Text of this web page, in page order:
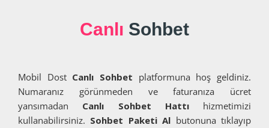
Canlı Sohbet
Mobil Dost Canlı Sohbet platformuna hoş geldiniz.
Numaranız görünmeden ve faturanıza ücret
yansımadan Canlı Sohbet Hattıhizmetimizi
kullanabilirsiniz. Sohbet Paketi Al butonuna tıklayıp